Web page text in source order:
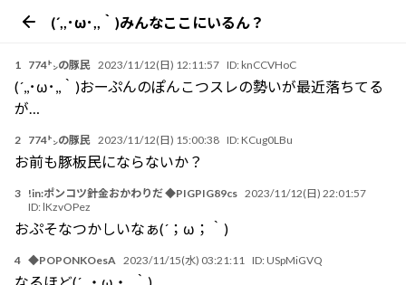
(´,,･ω･,,｀)みんなここにいるん？
1 774㌧の豚民 2023/11/12(日) 12:11:57 ID: knCCVHoC
(´,,･ω･,,｀)おーぷんのぽんこつスレの勢いが最近落ちてる
が…
2 774㌧の豚民 2023/11/12(日) 15:00:38 ID: KCug0LBu
お前も豚板民にならないか？
3 !in:ポンコツ針金おかわりだ ◆PIGPIG89cs 2023/11/12(日) 22:01:57
ID: lKzvOPez
おぷそなつかしいなぁ(´；ω；｀)
4 ◆POPONKOesA 2023/11/15(水) 03:21:11 ID: USpMiGVQ